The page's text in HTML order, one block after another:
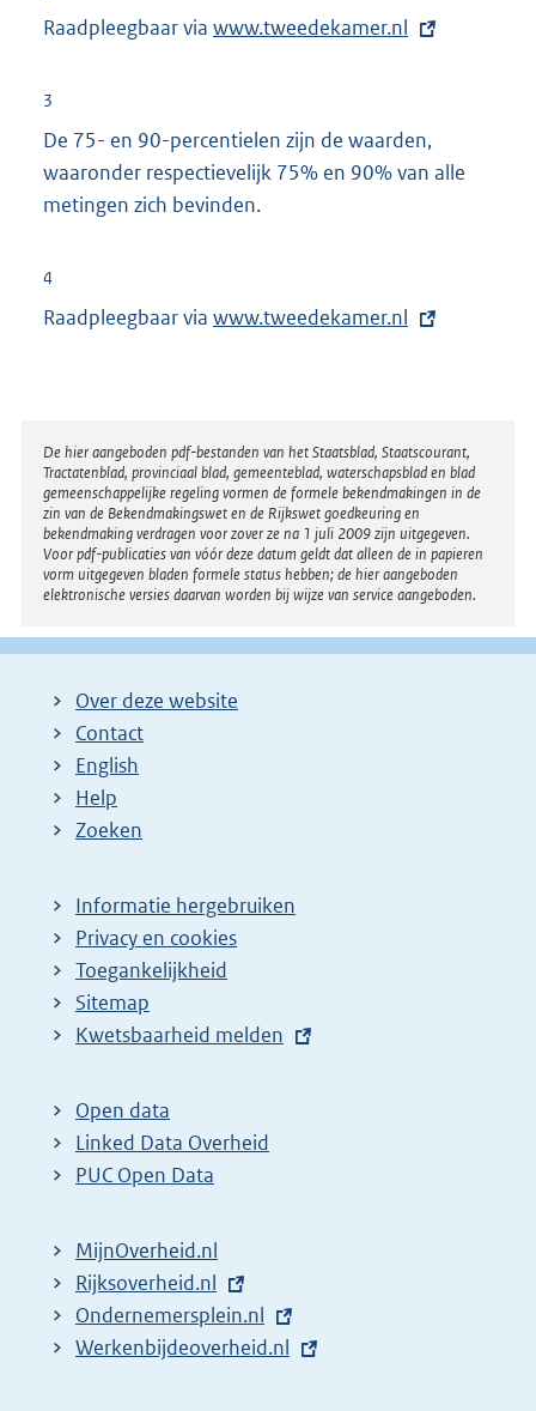
r
l
i
n
Raadpleegbaar via E
n
www.tweedekamer.nl
3
De 75- en 90-percentielen zijn de waarden,
waaronder respectievelijk 75% en 90% van alle
metingen zich bevinden.
4
Raadpleegbaar via E
r
n
e
l
i
n
k
www.tweedekamer.nl
Disclaimer
De hier aangeboden pdf-bestanden van het Staatsblad, Staatscourant,
Tractatenblad, provinciaal blad, gemeenteblad, waterschapsblad en blad
gemeenschappelijke regeling vormen de formele bekendmakingen in de
zin van de Bekendmakingswet en de Rijkswet goedkeuring en
bekendmaking verdragen voor zover ze na 1 juli 2009 zijn uitgegeven.
Voor pdf-publicaties van vóór deze datum geldt dat alleen de in papieren
vorm uitgegeven bladen formele status hebben; de hier aangeboden
elektronische versies daarvan worden bij wijze van service aangeboden.
Over deze website
Contact
English
Help
Zoeken
Informatie hergebruiken
Privacy en cookies
Toegankelijkheid
Sitemap
E
t
e
r
l
i
n
k
Kwetsbaarheid melden
Open data
Linked Data Overheid
PUC Open Data
MijnOverheid.nl
E
x
t
Rijksoverheid.nl
E
x
Ondernemersplein.nl
E
Werkenbijdeoverheid.nl